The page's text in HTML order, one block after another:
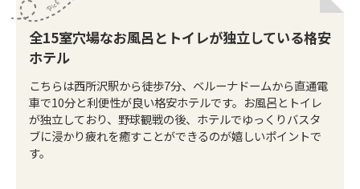
全15室穴場なお風呂とトイレが独立している格安
ホテル
こちらは西所沢駅から徒歩7分、ベルーナドームから直通電
車で10分と利便性が良い格安ホテルです。お風呂とトイレ
が独立しており、野球観戦の後、ホテルでゆっくりバスタ
ブに浸かり疲れを癒すことができるのが嬉しいポイントで
す。